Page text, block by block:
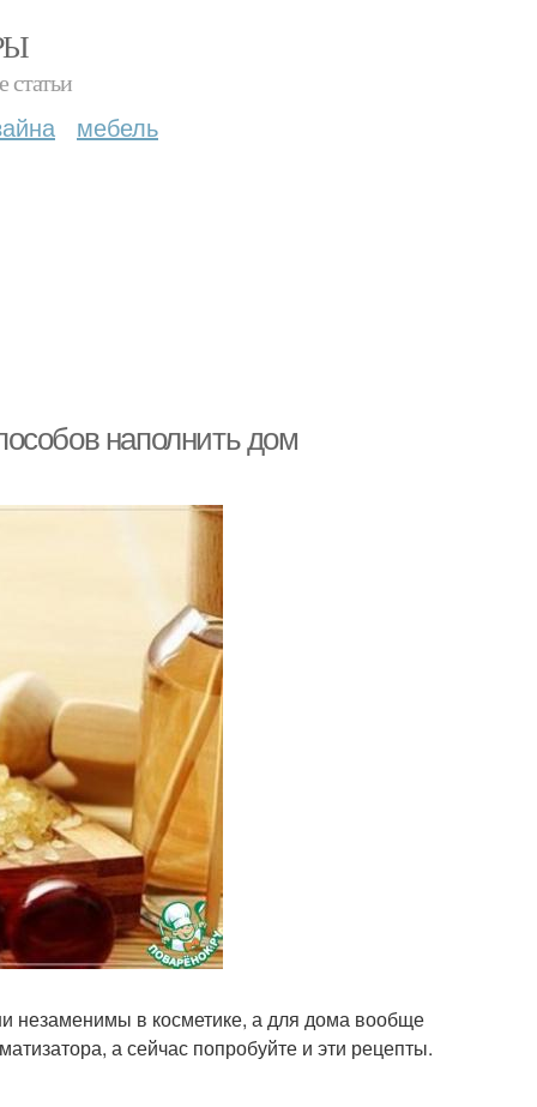
статьи
мебель
наполнить дом
незаменимы в косметике, а для дома вообще
а сейчас попробуйте и эти рецепты.